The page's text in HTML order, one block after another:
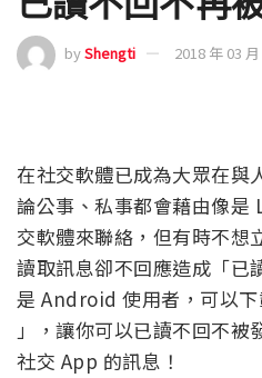
byShengti 2018 年 03
在社交軟體已成為大眾在與
論公事、私事都會藉由像
交軟體來聯絡，但有時不想
讀取訊息卻不回應造成「已
是 Android 使用者，可以
」，讓你可以已讀不回不被
社交 App 的訊息！